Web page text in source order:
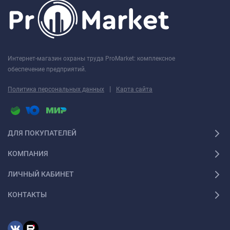
Интернет-магазин охраны труда ProMarket: комплексное
обеспечение предприятий.
Политика персональных данных | Карта сайта
ДЛЯ ПОКУПАТЕЛЕЙ
КОМПАНИЯ
ЛИЧНЫЙ КАБИНЕТ
КОНТАКТЫ